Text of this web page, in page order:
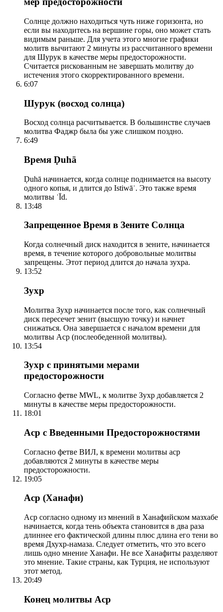
Солнце должно находиться чуть ниже горизонта, но
если вы находитесь на вершине горы, оно может стать
видимым раньше. Для учета этого многие графики
молитв вычитают 2 минуты из рассчитанного времени
для Шурук в качестве меры предосторожности.
Считается рискованным не завершать молитву до
истечения этого скорректированного времени.
6:07
Шурук (восход солнца)
Восход солнца расчитывается. В большинстве случаев
молитва Фаджр была бы уже слишком поздно.
6:49
Время Ḍuhā
Ḍuhā начинается, когда солнце поднимается на высоту
одного копья, и длится до Istiwāʾ. Это также время
молитвы ʿĪd.
13:48
Запрещенное Время в Зените Солнца
Когда солнечный диск находится в зените, начинается
время, в течение которого добровольные молитвы
запрещены. Этот период длится до начала зухра.
13:52
Зухр
Молитва Зухр начинается после того, как солнечный
диск пересечет зенит (высшую точку) и начнет
снижаться. Она завершается с началом времени для
молитвы Аср (послеобеденной молитвы).
13:54
Зухр с принятыми мерами
предосторожности
Согласно фетве MWL, к молитве Зухр добавляется 2
минуты в качестве меры предосторожности.
18:01
Аср с Введенными Предосторожностями
Согласно фетве ВИЛ, к времени молитвы аср
добавляются 2 минуты в качестве меры
предосторожности.
19:05
Аср (Ханафи)
Аср согласно одному из мнений в Ханафийском мазхабе
начинается, когда тень объекта становится в два раза
длиннее его фактической длины плюс длина его тени во
время Дхухр-намаза. Следует отметить, что это всего
лишь одно мнение Ханафи. Не все Ханафиты разделяют
это мнение. Такие страны, как Турция, не используют
этот метод.
20:49
Конец молитвы Аср